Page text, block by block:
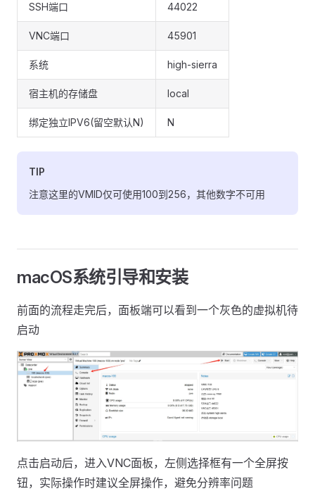
SSH端口 44022
VNC端口 45901
系统 high-sierra
宿主机的存储盘 local
绑定独立IPV6(留空默认N) N
TIP
注意这里的VMID仅可使用100到256，其他数字不可用
macOS系统引导和安装
前面的流程走完后，面板端可以看到一个灰色的虚拟机待
启动
点击启动后，进入VNC面板，左侧选择框有一个全屏按
钮，实际操作时建议全屏操作，避免分辨率问题